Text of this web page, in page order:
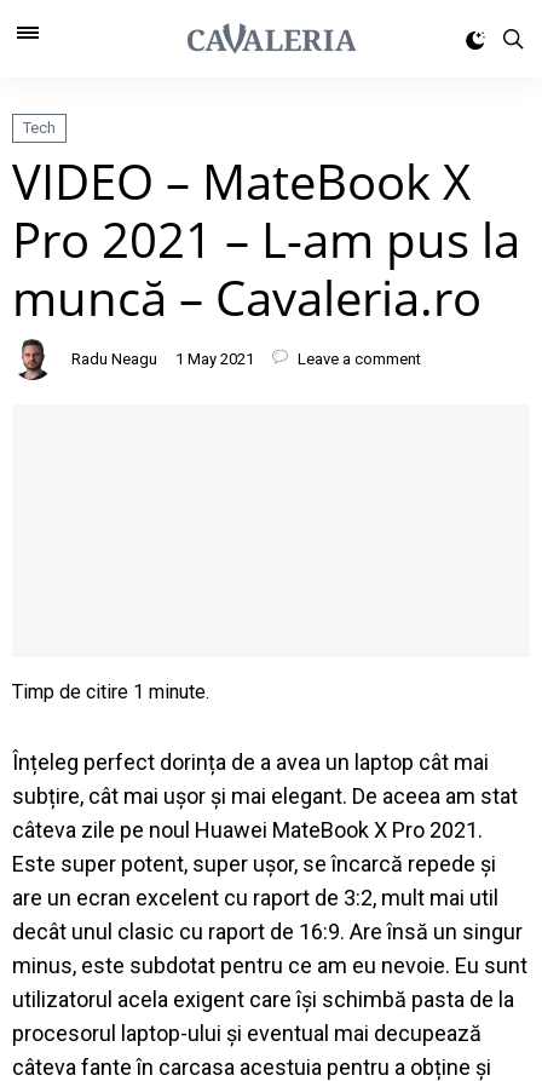
Tech
VIDEO – MateBook X
Pro 2021 – L-am pus la
muncă – Cavaleria.ro
Radu Neagu 1 May 2021 Leave a comment
Înțeleg perfect dorința de a avea un laptop cât mai
subțire, cât mai ușor și mai elegant. De aceea am stat
câteva zile pe noul Huawei MateBook X Pro 2021.
Este super potent, super ușor, se încarcă repede și
are un ecran excelent cu raport de 3:2, mult mai util
decât unul clasic cu raport de 16:9. Are însă un singur
minus, este subdotat pentru ce am eu nevoie. Eu sunt
utilizatorul acela exigent care își schimbă pasta de la
procesorul laptop-ului și eventual mai decupează
câteva fante în carcasa acestuia pentru a obține și